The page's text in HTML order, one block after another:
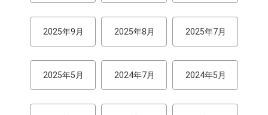
2025年9月 2025年8月 2025年7月
2025年5月 2024年7月 2024年5月